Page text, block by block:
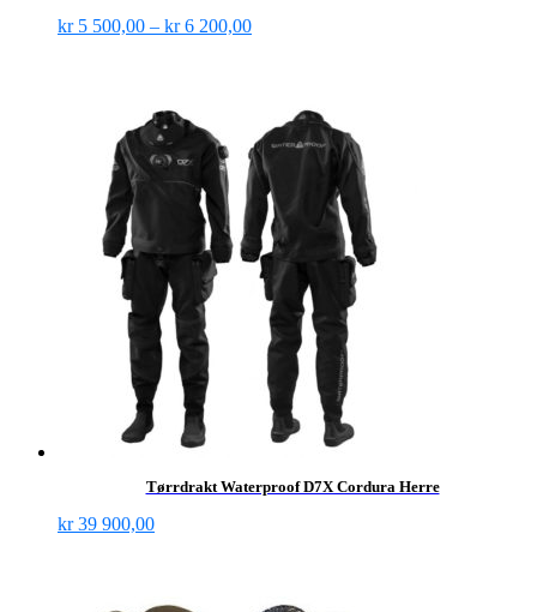
kr5 500,00 – kr6 200,00
Tørrdrakt Waterproof D7X Cordura Herre
kr39 900,00